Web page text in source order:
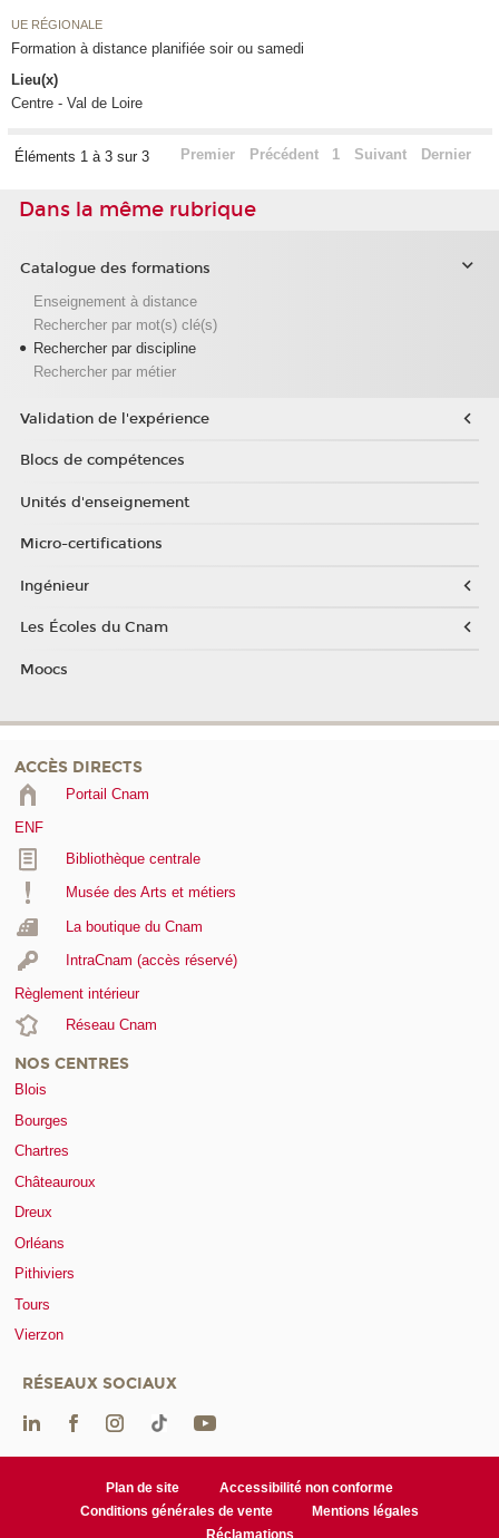
UE RÉGIONALE
Formation à distance planifiée soir ou samedi
Lieu(x)
Centre - Val de Loire
Éléments 1 à 3 sur 3 Premier Précédent 1 Suivant Dernier
Dans la même rubrique
Catalogue des formations
Enseignement à distance
Rechercher par mot(s) clé(s)
Rechercher par discipline
Rechercher par métier
Validation de l'expérience
Blocs de compétences
Unités d'enseignement
Micro-certifications
Ingénieur
Les Écoles du Cnam
Moocs
ACCÈS DIRECTS
Portail Cnam
ENF
Bibliothèque centrale
Musée des Arts et métiers
La boutique du Cnam
IntraCnam (accès réservé)
Règlement intérieur
Réseau Cnam
NOS CENTRES
Blois
Bourges
Chartres
Châteauroux
Dreux
Orléans
Pithiviers
Tours
Vierzon
RÉSEAUX SOCIAUX
Plan de site
Accessibilité non conforme
Conditions générales de vente
Mentions légales
Réclamations